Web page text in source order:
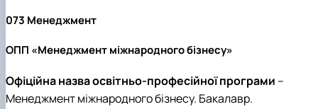
073 Менеджмент
ОПП «Менеджмент міжнародного бізнесу»
Офіційна назва освітньо-професійної програми –
Менеджмент міжнародного бізнесу. Бакалавр.